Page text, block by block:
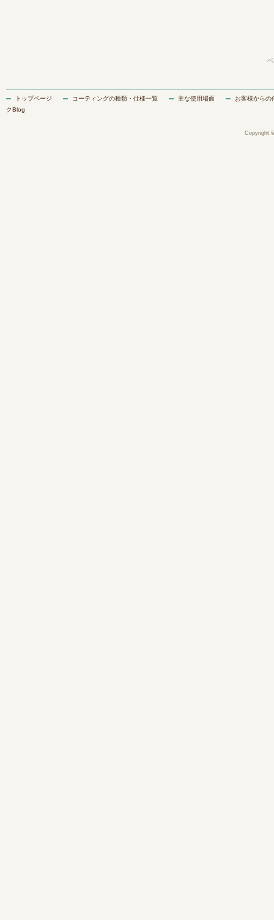
トップページ コーティングの種類・仕様一覧 主な使用場面
お客様からの
クBlog
Copyright